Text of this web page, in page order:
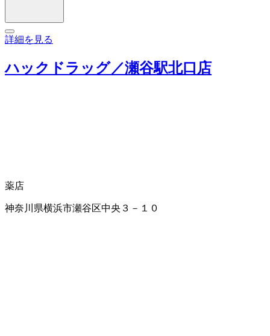
詳細を見る
ハックドラッグ／瀬谷駅北口店
薬店
神奈川県横浜市瀬谷区中央３－１０